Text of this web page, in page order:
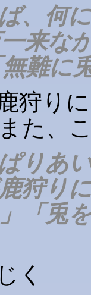
、何
来な
難に
狩り
た、
りあ
狩り
「兎
く